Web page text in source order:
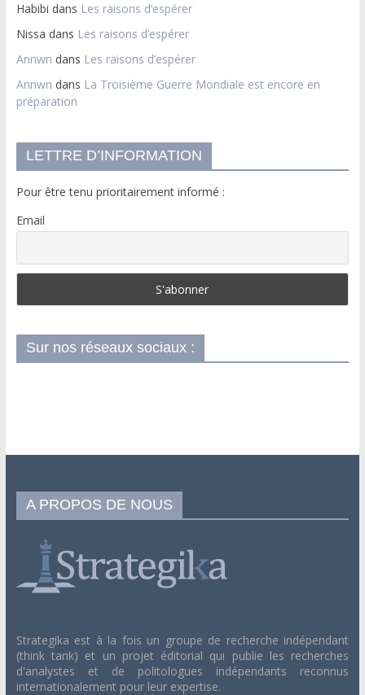
Habibi dans Les raisons d’espérer
Nissa dans Les raisons d’espérer
Annwn dans Les raisons d’espérer
Annwn dans La Troisième Guerre Mondiale est encore en
préparation
LETTRE D’INFORMATION
Pour être tenu prioritairement informé :
Email
Sur nos réseaux sociaux :
A PROPOS DE NOUS
Strategika est à la fois un groupe de recherche indépendant
(think tank) et un projet éditorial qui publie les recherches
d'analystes et de politologues indépendants reconnus
internationalement pour leur expertise.